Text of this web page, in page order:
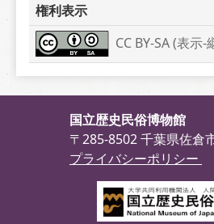
権利表示
CC BY-SA (表示-
国立歴史民俗博物館
〒285-8502 千葉県佐倉
プライバシーポリシー